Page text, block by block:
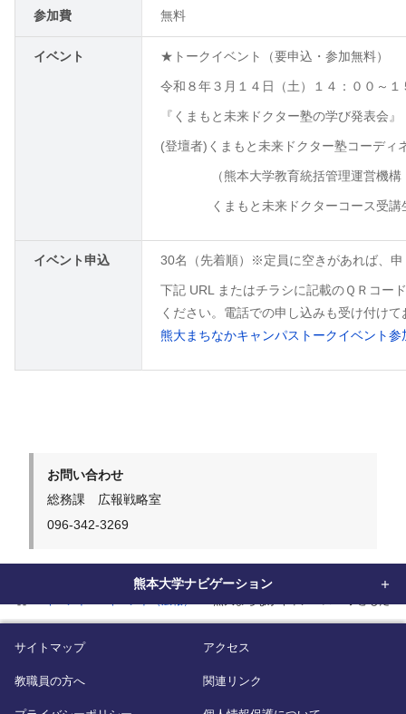
参加費 無料
イベント ★トークイベント（要申込・参加無料）
令和８年３月１４日（土）１４：００～１
『くまもと未来ドクター塾の学び発表会』
(登壇者) くまもと未来ドクター塾コーデ
（熊本大学教育統括管理運営機構
くまもと未来ドクターコース受講
イベント申込 30名（先着順）※定員に空きがあれば、
下記 URL またはチラシに記載のＱＲコー
ください。電話での申し込みも受け付けて
熊大まちなかキャンパストークイベント参
お問い合わせ
総務課 広報戦略室
096-342-3269
熊本大学ナビゲーション
サイトマップ アクセス
教職員の方へ 関連リンク